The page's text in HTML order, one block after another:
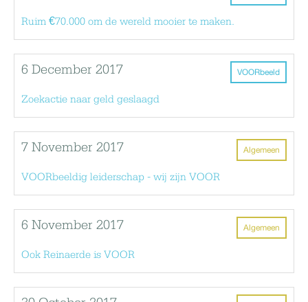
Ruim €70.000 om de wereld mooier te maken.
VOORbeeld
6 December 2017
Zoekactie naar geld geslaagd
Algemeen
7 November 2017
VOORbeeldig leiderschap - wij zijn VOOR
Algemeen
6 November 2017
Ook Reinaerde is VOOR